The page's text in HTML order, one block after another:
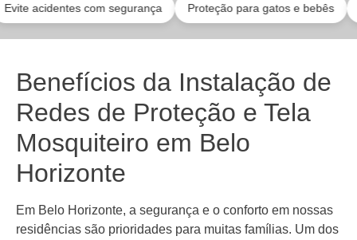
com segurança Proteção para gatos e bebês
Benefícios da Instalação de
Redes de Proteção e Tela
Mosquiteiro em Belo
Horizonte
Em Belo Horizonte, a segurança e o conforto em nossas
residências são prioridades para muitas famílias. Um dos